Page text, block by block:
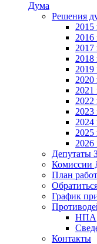
Дума
Решения
2015
2016
2017
2018
2019
2020
2021
2022
2023
2024
2025
2026
Депутаты
Комиссии
План
График
НПА
Контакты